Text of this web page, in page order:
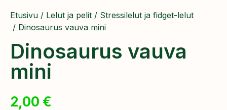
Etusivu / Lelut ja pelit / Stressilelut ja fidget-lelut
/ Dinosaurus vauva mini
Dinosaurus vauva
mini
2,00 €